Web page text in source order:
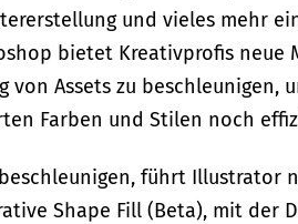
und vieles mehr
bietet Kreativprofis neue
Assets zu beschleunigen,
Farben und Stilen noch
führt Illustrator
Shape Fill (Beta), mit der